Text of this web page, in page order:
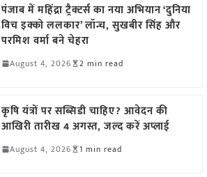
पंजाब में महिंद्रा ट्रैक्टर्स का नया अभियान ‘दुनिया
विच इक्को ललकार’ लॉन्च, सुखबीर सिंह और
परमिश वर्मा बने चेहरा
August 4, 2026 2 min read
कृषि यंत्रों पर सब्सिडी चाहिए? आवेदन की
आखिरी तारीख 4 अगस्त, जल्द करें अप्लाई
August 4, 2026 1 min read